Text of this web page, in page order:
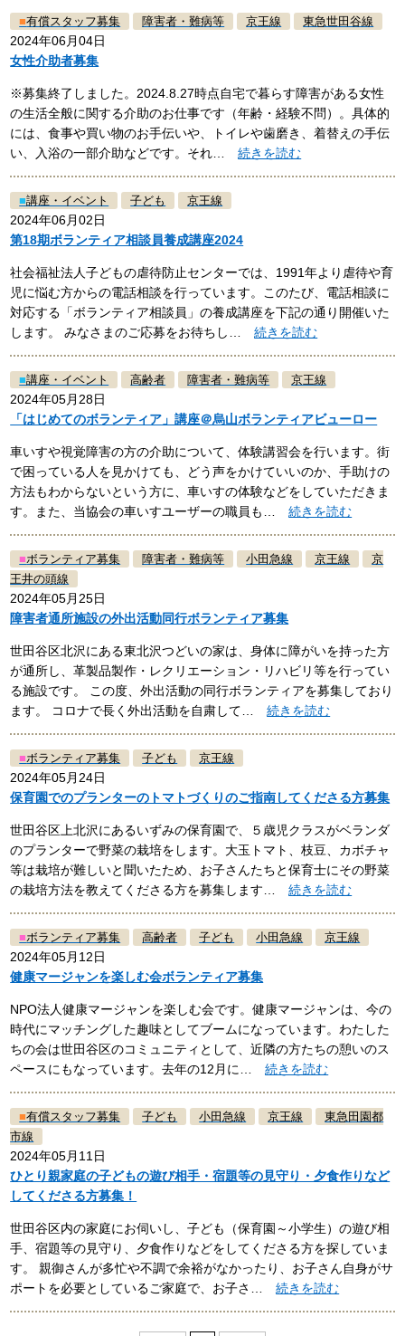
■有償スタッフ募集 障害者・難病等 京王線 東急世田谷線
2024年06月04日
女性介助者募集
※募集終了しました。2024.8.27時点自宅で暮らす障害がある女性
の生活全般に関する介助のお仕事です（年齢・経験不問）。具体的
には、食事や買い物のお手伝いや、トイレや歯磨き、着替えの手伝
い、入浴の一部介助などです。それ…続きを読む
■講座・イベント 子ども 京王線
2024年06月02日
第18期ボランティア相談員養成講座2024
社会福祉法人子どもの虐待防止センターでは、1991年より虐待や育
児に悩む方からの電話相談を行っています。このたび、電話相談に
対応する「ボランティア相談員」の養成講座を下記の通り開催いた
します。 みなさまのご応募をお待ちし…続きを読む
■講座・イベント 高齢者 障害者・難病等 京王線
2024年05月28日
「はじめてのボランティア」講座＠烏山ボランティアビューロー
車いすや視覚障害の方の介助について、体験講習会を行います。街
で困っている人を見かけても、どう声をかけていいのか、手助けの
方法もわからないという方に、車いすの体験などをしていただきま
す。また、当協会の車いすユーザーの職員も…続きを読む
■ボランティア募集 障害者・難病等 小田急線 京王線
京
王井の頭線
2024年05月25日
障害者通所施設の外出活動同行ボランティア募集
世田谷区北沢にある東北沢つどいの家は、身体に障がいを持った方
が通所し、革製品製作・レクリエーション・リハビリ等を行ってい
る施設です。 この度、外出活動の同行ボランティアを募集しており
ます。 コロナで長く外出活動を自粛して…続きを読む
■ボランティア募集 子ども 京王線
2024年05月24日
保育園でのプランターのトマトづくりのご指南してくださる方募集
世田谷区上北沢にあるいずみの保育園で、５歳児クラスがベランダ
のプランターで野菜の栽培をします。大玉トマト、枝豆、カボチャ
等は栽培が難しいと聞いたため、お子さんたちと保育士にその野菜
の栽培方法を教えてくださる方を募集します…続きを読む
■ボランティア募集 高齢者 子ども 小田急線 京王線
2024年05月12日
健康マージャンを楽しむ会ボランティア募集
NPO法人健康マージャンを楽しむ会です。健康マージャンは、今の
時代にマッチングした趣味としてブームになっています。わたした
ちの会は世田谷区のコミュニティとして、近隣の方たちの憩いのス
ペースにもなっています。去年の12月に…続きを読む
■有償スタッフ募集 子ども 小田急線 京王線
東急田園都
市線
2024年05月11日
ひとり親家庭の子どもの遊び相手・宿題等の見守り・夕食作りなど
してくださる方募集！
世田谷区内の家庭にお伺いし、子ども（保育園～小学生）の遊び相
手、宿題等の見守り、夕食作りなどをしてくださる方を探していま
す。 親御さんが多忙や不調で余裕がなかったり、お子さん自身がサ
ポートを必要としているご家庭で、お子さ…続きを読む